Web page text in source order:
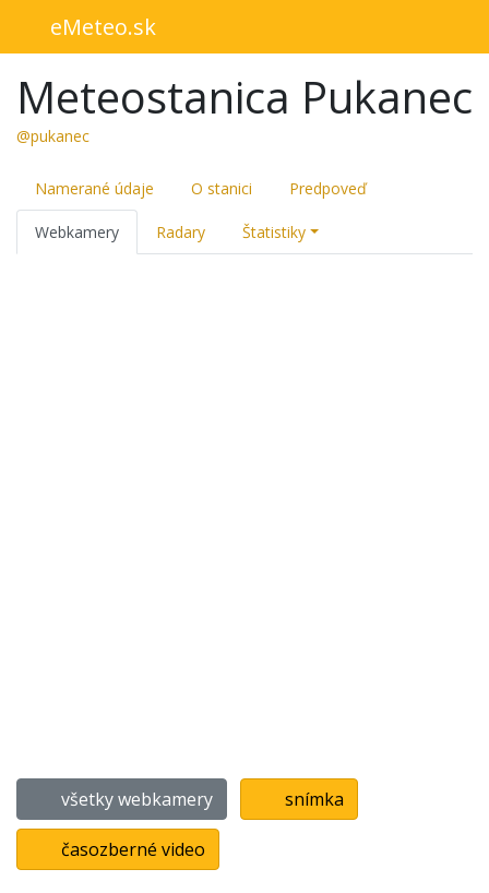
eMeteo.sk
Meteostanica Pukanec
@pukanec
Namerané údaje O stanici Predpoveď
Webkamery Radary Štatistiky
všetky webkamery snímka
časozberné video